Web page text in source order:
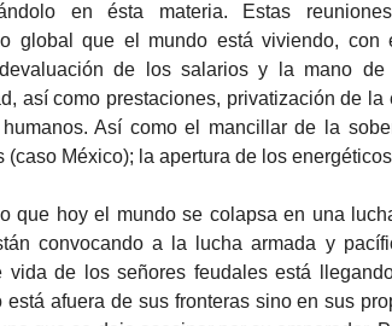
en ésta materia. Estas
global que el mundo está viviendo, con
de los salarios y la mano
así como prestaciones, privatización de
humanos. Así como el mancillar de la
(caso México); la apertura de los
que hoy el mundo se colapsa en una
convocando a la lucha armada y
vida de los señores feudales está
está afuera de sus fronteras sino en sus